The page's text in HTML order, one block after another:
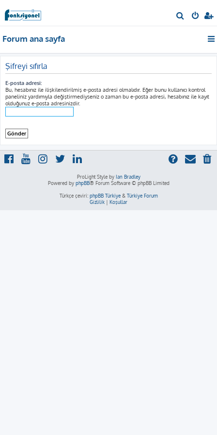
r
Forum ana sayfa
Şifreyi sıfırla
E-posta adresi:
Bu, hesabınız ile ilişkilendirilmiş e-posta adresi olmalıdır. Eğer bunu kullanıcı kontrol
paneliniz yardımıyla değiştirmediyseniz o zaman bu e-posta adresi, hesabınız ile kayıt
olduğunuz e-posta adresinizdir.
ProLight Style by Ian Bradley
Powered by phpBB® Forum Software © phpBB Limited
Türkçe çeviri: phpBB Türkiye& Türkiye Forum
Gizlilik | Koşullar